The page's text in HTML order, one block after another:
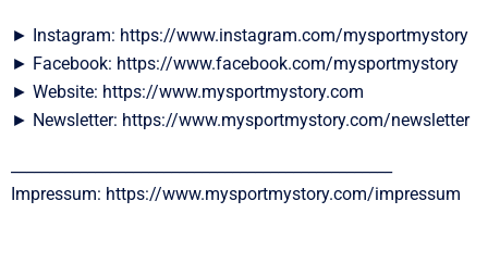
► Instagram: https://www.instagram.com/mysportmystory
► Facebook: https://www.facebook.com/mysportmystory
► Website: https://www.mysportmystory.com
► Newsletter: https://www.mysportmystory.com/newsletter
Impressum: https://www.mysportmystory.com/impressum